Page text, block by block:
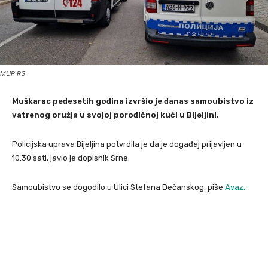
MUP RS
Muškarac pedesetih godina izvršio je danas samoubistvo iz
vatrenog oružja u svojoj porodičnoj kući u Bijeljini.
Policijska uprava Bijeljina potvrdila je da je događaj prijavljen u
10.30 sati, javio je dopisnik Srne.
Samoubistvo se dogodilo u Ulici Stefana Dečanskog, piše Avaz.